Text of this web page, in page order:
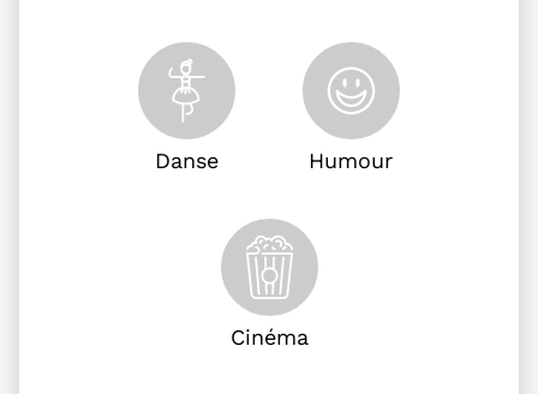
Danse Humour
Cinéma